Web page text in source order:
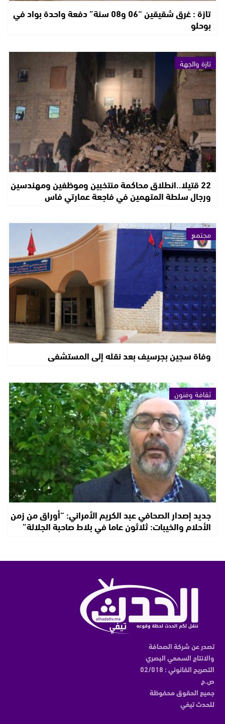
تازة : غرق شقيقين “06 و08 سنة” دفعة واحدة بواد في
بوحلو
تازة والجهة
22 قتيلا..انطلاق محاكمة منتخبين وموظفين ومهندسين
ورجال سلطة المتهمين في فاجعة عمارتي فاس
مجتمع
وفاة سجين بجرسيف بعد نقله إلى المستشفى
ثقافة وفنون
جديد إصدار الصحافي عبد الكريم الأمراني: “أوراق من زمن
الأحلام والخيبات: ثلاثون عاما في بلاط صاحبة الجلالة”
تصدر عن شركة الصحافة
والانتاج السمعي البصري
التصريح القانوني : 02/018
ص.ح
جميع الحقوق محفوظة
للحدث تيفي